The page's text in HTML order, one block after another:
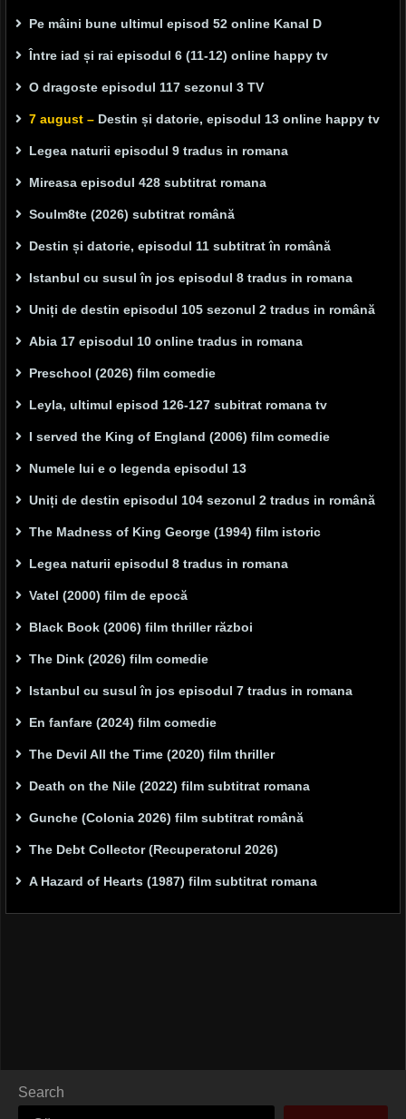
Pe mâini bune ultimul episod 52 online Kanal D
Între iad și rai episodul 6 (11-12) online happy tv
O dragoste episodul 117 sezonul 3 TV
7 august – Destin și datorie, episodul 13 online happy tv
Legea naturii episodul 9 tradus in romana
Mireasa episodul 428 subtitrat romana
Soulm8te (2026) subtitrat română
Destin și datorie, episodul 11 subtitrat în română
Istanbul cu susul în jos episodul 8 tradus in romana
Uniți de destin episodul 105 sezonul 2 tradus in română
Abia 17 episodul 10 online tradus in romana
Preschool (2026) film comedie
Leyla, ultimul episod 126-127 subitrat romana tv
I served the King of England (2006) film comedie
Numele lui e o legenda episodul 13
Uniți de destin episodul 104 sezonul 2 tradus in română
The Madness of King George (1994) film istoric
Legea naturii episodul 8 tradus in romana
Vatel (2000) film de epocă
Black Book (2006) film thriller război
The Dink (2026) film comedie
Istanbul cu susul în jos episodul 7 tradus in romana
En fanfare (2024) film comedie
The Devil All the Time (2020) film thriller
Death on the Nile (2022) film subtitrat romana
Gunche (Colonia 2026) film subtitrat română
The Debt Collector (Recuperatorul 2026)
A Hazard of Hearts (1987) film subtitrat romana
Search